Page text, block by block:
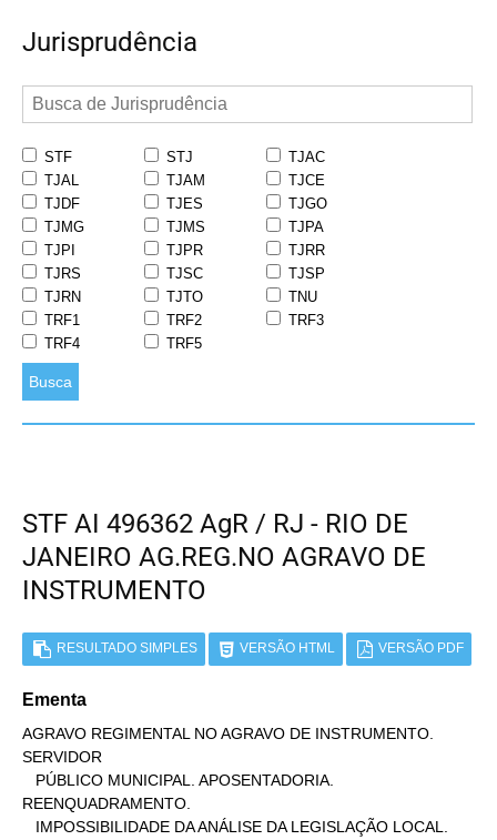
Jurisprudência
STF STJ
TJAC
TJAL
TJAM
TJCE
TJDF
TJES
TJGO
TJMG
TJMS
TJPA
TJPI
TJPR
TJRR
TJRS
TJSC
TJSP
TJRN
TJTO
TNU
TRF1
TRF2
TRF3
TRF4
TRF5
Busca
STF AI 496362 AgR / RJ - RIO DE
JANEIRO AG.REG.NO AGRAVO DE
INSTRUMENTO
RESULTADO SIMPLES VERSÃO HTML VERSÃO PDF
Ementa
AGRAVO REGIMENTAL NO AGRAVO DE INSTRUMENTO.
SERVIDOR
REENQUADRAMENTO.